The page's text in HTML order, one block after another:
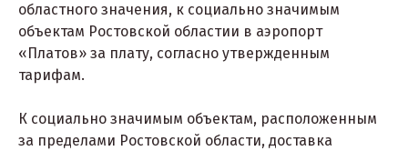
областного значения, к социально значимым
объектам Ростовской областии в аэропорт
«Платов» за плату, согласно утвержденным
тарифам.
К социально значимым объектам, расположенным
за пределами Ростовской области, доставка